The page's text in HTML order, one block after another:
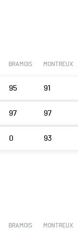
BRAMOIS MONTREUX
95 91
97 97
0 93
BRAMOIS MONTREUX